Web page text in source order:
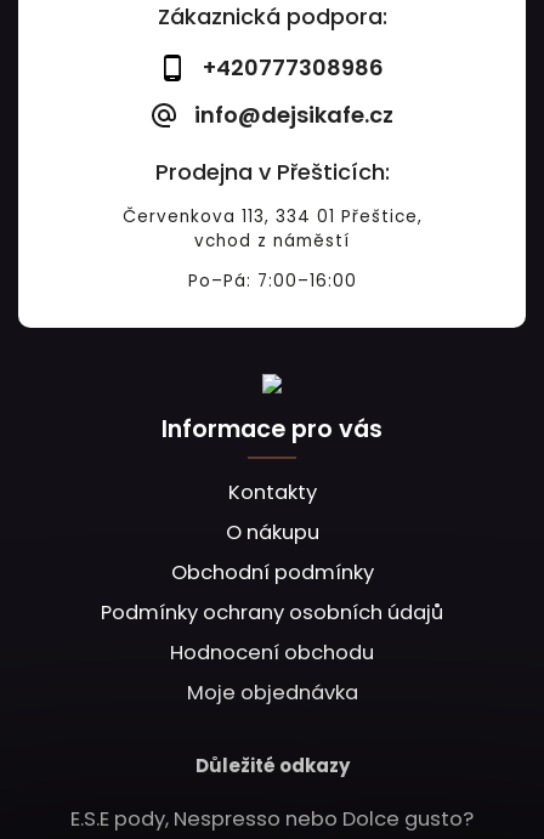
Zákaznická podpora:
+420777308986
info@dejsikafe.cz
Prodejna v Přešticích:
Červenkova 113, 334 01 Přeštice,
vchod z náměstí
Po–Pá: 7:00–16:00
Informace pro vás
Kontakty
O nákupu
Obchodní podmínky
Podmínky ochrany osobních údajů
Hodnocení obchodu
Moje objednávka
Důležité odkazy
E.S.E pody, Nespresso nebo Dolce gusto?